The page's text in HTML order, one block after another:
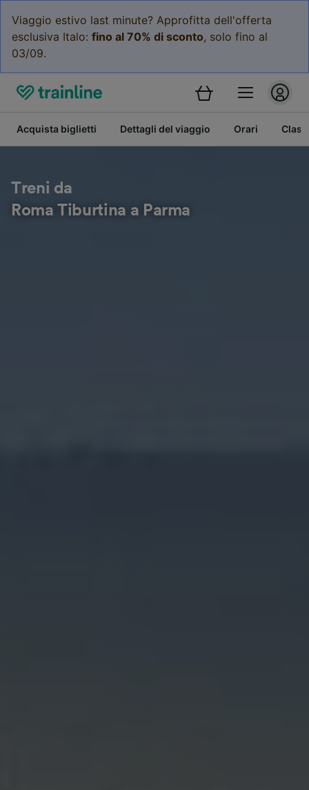
Viaggio estivo last minute? Approfitta dell'offerta
esclusiva Italo: fino al 70% di sconto, solo fino al
03/09.
Acquista biglietti Dettagli del viaggio Orari
Treni da
Roma Tiburtina a Parma